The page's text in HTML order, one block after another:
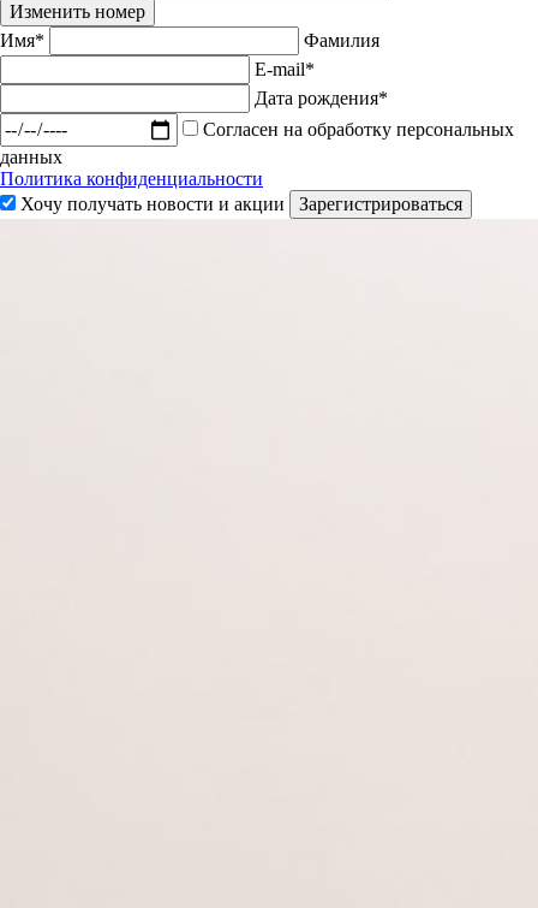
Изменить номер
Имя*
Фамилия
E-mail*
Дата рождения*
Согласен на обработку персональных
данных
Политика конфиденциальности
Хочу получать новости и акции
Зарегистрироваться